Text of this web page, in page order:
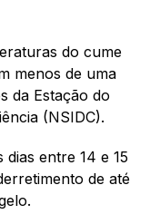
do cume
menos de uma
da Estação do
(NSIDC).
entre 14 e 15
de até